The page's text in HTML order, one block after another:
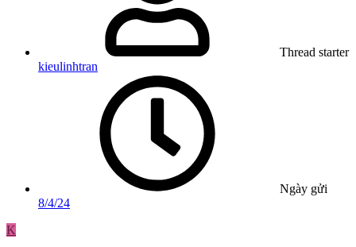
Thread starter
kieulinhtran
Ngày gửi
8/4/24
K